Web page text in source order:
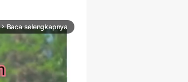
arrow_forward_ios Baca selengkapnya